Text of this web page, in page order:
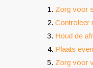
Zorg voor
Controleer
Houd de
Plaats
Zorg voor